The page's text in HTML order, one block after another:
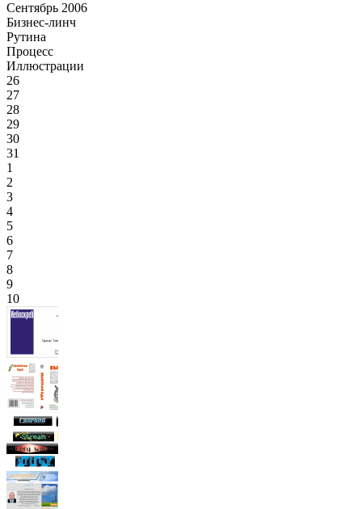
Сентябрь 2006
Бизнес-линч
Рутина
Процесс
Иллюстрации
26
27
28
29
30
31
1
2
3
4
5
6
7
8
9
10